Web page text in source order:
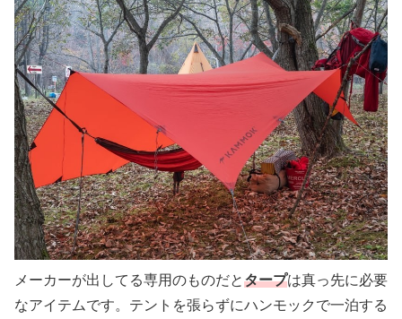
メーカーが出してる専用のものだとタープは真っ先に必要
なアイテムです。テントを張らずにハンモックで一泊する